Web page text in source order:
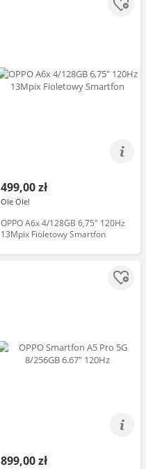
499,00 zł
Ole Ole!
OPPO A6x 4/128GB 6,75" 120Hz
13Mpix Fioletowy Smartfon
899,00 zł